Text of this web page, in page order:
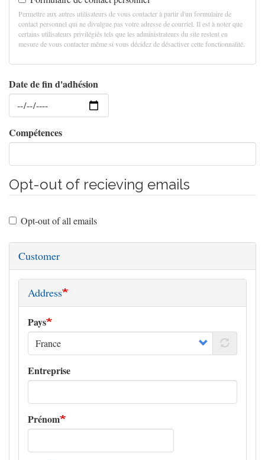
Permettre aux autres utilisateurs de vous contacter à partir d'un formulaire de
contact personnel qui ne divulgue pas votre adresse de courriel. Il est à noter que
certains utilisateurs privilégiés tels que les administrateurs du site restent en
mesure de vous contacter même si vous décidez de désactiver cette fonctionnalité.
Date de fin d'adhésion
Date
Compétences
Opt-out of recieving emails
Opt-out of all emails
Customer
Address
Pays
Entreprise
Prénom